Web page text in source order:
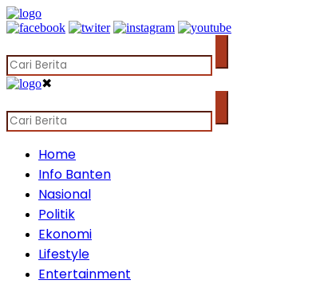
✖
Home
Info Banten
Nasional
Politik
Ekonomi
Lifestyle
Entertainment